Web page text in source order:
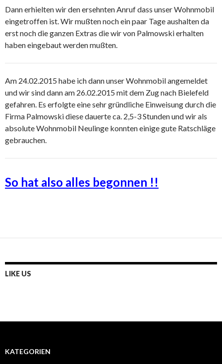
Dann erhielten wir den ersehnten Anruf dass unser Wohnmobil
eingetroffen ist. Wir mußten noch ein paar Tage aushalten da
erst noch die ganzen Extras die wir von Palmowski erhalten
haben eingebaut werden mußten.
Am 24.02.2015 habe ich dann unser Wohnmobil angemeldet
und wir sind dann am 26.02.2015 mit dem Zug nach Bielefeld
gefahren. Es erfolgte eine sehr gründliche Einweisung durch die
Firma Palmowski diese dauerte ca. 2,5-3 Stunden und wir als
absolute Wohnmobil Neulinge konnten einige gute Ratschläge
gebrauchen.
So hat also alles begonnen !!
LIKE US
KATEGORIEN